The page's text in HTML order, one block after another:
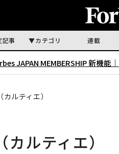
記事 カテゴリ 連載
JAPAN MEMBERSHIP 新機能｜
ルティエ）
ルティエ）